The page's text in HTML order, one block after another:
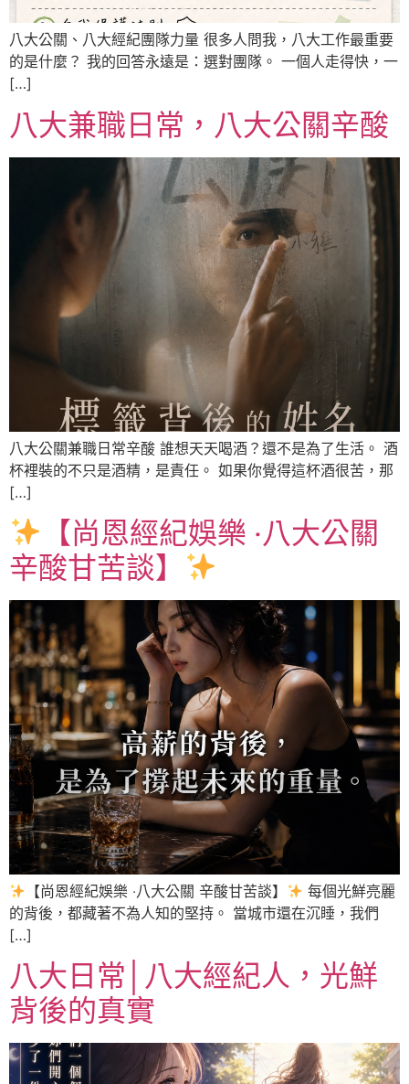
八大公關、八大經紀團隊力量 很多人問我，八大工作最重要
的是什麼？ 我的回答永遠是：選對團隊。 一個人走得快，一
[…]
八大兼職日常，八大公關辛酸
八大公關兼職日常辛酸 誰想天天喝酒？還不是為了生活。 酒
杯裡裝的不只是酒精，是責任。 如果你覺得這杯酒很苦，那
[…]
【尚恩經紀娛樂 ‧八大公關
辛酸甘苦談】
【尚恩經紀娛樂 ‧八大公關 辛酸甘苦談】
每個光鮮亮麗
的背後，都藏著不為人知的堅持。 當城市還在沉睡，我們
[…]
八大日常│八大經紀人，光鮮
背後的真實